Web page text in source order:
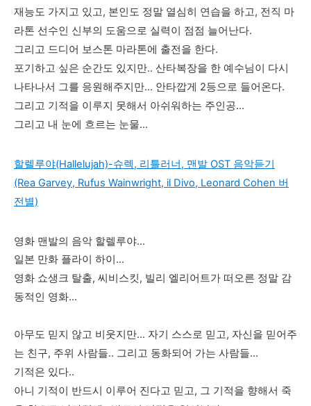
재능도 가지고 있고, 본인도 정말 열심히 연습을 하고, 전직 마
라톤 선수인 신부의 도움으로 실력이 점점 늘어난다.
그리고 드디어 보스톤 마라톤에 출전을 한다.
포기하고 싶은 순간도 있지만.. 산타복장을 한 예수님이 다시
나타나서 그를 응원해주지만... 안타깝게 2등으로 들어온다.
그리고 기적을 이루지 못해서 아쉬워하는 주인공...
그리고 내 눈에 흐르는 눈물...
할렐루야(Hallelujah)-슈렉, 리틀러너, 맨발 OST 음악듣기
(Rea Garvey, Rufus Wainwright, il Divo, Leonard Cohen 버
전별)
영화 맨발의 음악 할렐루야...
일본 만화 플라이 하이...
영화 쇼생크 탈출, 씨비스킷, 빌리 엘리어트가 떠오른 정말 감
동적인 영화...
아무도 믿지 않고 비웃지만... 자기 스스로 믿고, 자신을 믿어주
는 친구, 주위 사람들.. 그리고 동화되어 가는 사람들...
기적은 있다..
아니 기적이 반드시 이루어 진다고 믿고, 그 기적을 향해서 죽